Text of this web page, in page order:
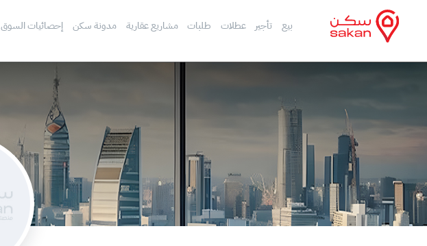
بيع تأجير عطلات طلبات مشاريع عقارية مدونة سكن إحصائيات السوق